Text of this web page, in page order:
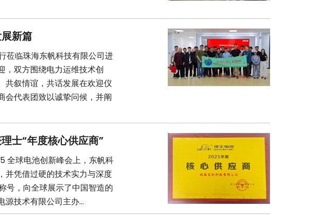
新篇
莅临珠海东帆科技有限公司进
，双方围绕电力运维技术创
共叙情谊，共话发展在欢迎仪
会代表团致以诚挚问候，并阐
士“年度核心供应商”
全球电池创新峰会上，东帆科
并凭借过硬的技术实力与深度
号，向全球展示了中国智造的
源技术有限公司主办...